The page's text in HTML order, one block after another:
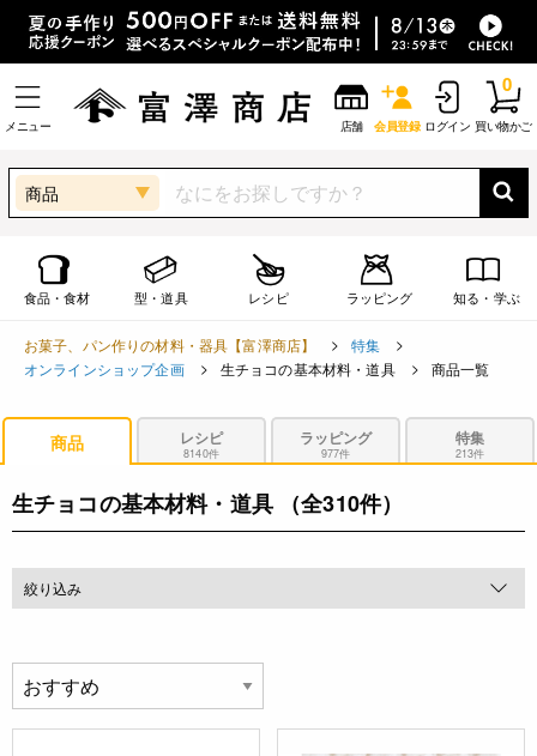
メニュー 店舗 会員登録 ログイン 買い物かご
0
商品
食品・食材 型・道具 レシピ ラッピング 知る・学ぶ
お菓子、パン作りの材料・器具【富澤商店】
特集
オンラインショップ企画
生チョコの基本材料・道具 商品一覧
商品 レシピ
8140件
ラッピング
977件
特集
213件
生チョコの基本材料・道具 （全310件）
絞り込み